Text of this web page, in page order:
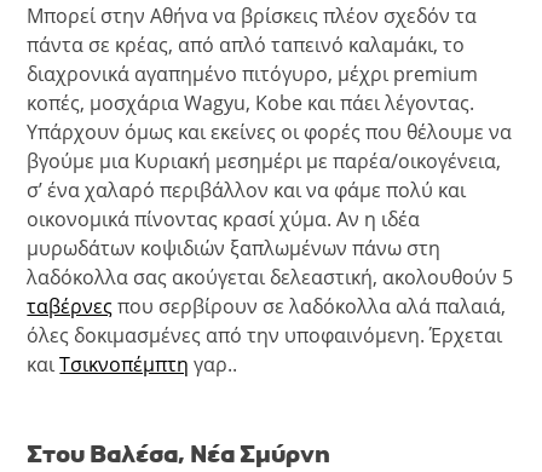
Μπορεί στην Αθήνα να βρίσκεις πλέον σχεδόν τα
πάντα σε κρέας, από απλό ταπεινό καλαμάκι, το
διαχρονικά αγαπημένο πιτόγυρο, μέχρι premium
κοπές, μοσχάρια Wagyu, Kobe και πάει λέγοντας.
Υπάρχουν όμως και εκείνες οι φορές που θέλουμε να
βγούμε μια Κυριακή μεσημέρι με παρέα/οικογένεια,
σ’ ένα χαλαρό περιβάλλον και να φάμε πολύ και
οικονομικά πίνοντας κρασί χύμα. Αν η ιδέα
μυρωδάτων κοψιδιών ξαπλωμένων πάνω στη
λαδόκολλα σας ακούγεται δελεαστική, ακολουθούν 5
ταβέρνεςπου σερβίρουν σε λαδόκολλα αλά παλαιά,
όλες δοκιμασμένες από την υποφαινόμενη. Έρχεται
καιΤσικνοπέμπτη γαρ..
Στου Βαλέσα, Νέα Σμύρνη